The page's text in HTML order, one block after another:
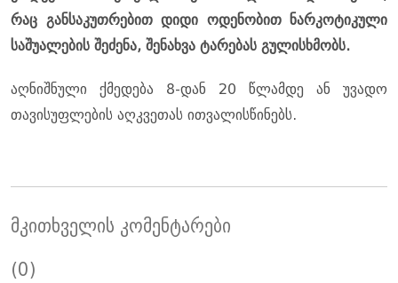
რაც განსაკუთრებით დიდი ოდენობით ნარკოტიკული
საშუალების შეძენა, შენახვა ტარებას გულისხმობს.
აღნიშნული ქმედება 8-დან 20 წლამდე ან უვადო
თავისუფლების აღკვეთას ითვალისწინებს.
მკითხველის კომენტარები
(0)